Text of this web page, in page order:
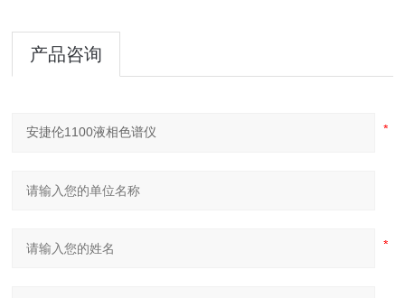
产品咨询